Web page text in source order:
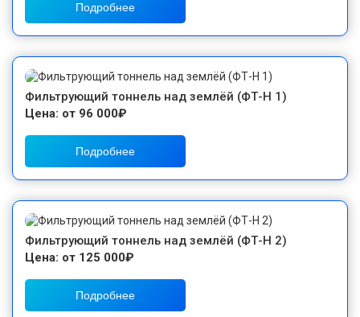
Подробнее
Фильтрующий тоннель над землёй (ФТ-Н 1)
Цена: от 96 000₽
Подробнее
Фильтрующий тоннель над землёй (ФТ-Н 2)
Цена: от 125 000₽
Подробнее